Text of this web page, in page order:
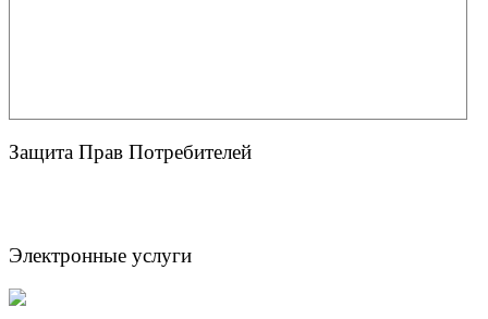
Защита Прав Потребителей
Электронные услуги